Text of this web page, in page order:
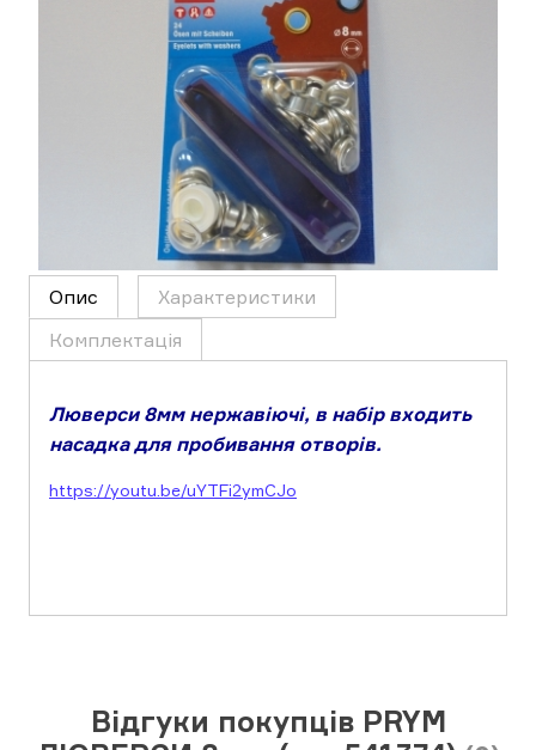
Опис
Характеристики
Комплектація
Люверси 8мм нержавіючі, в набір входить
насадка для пробивання отворів.
https://youtu.be/uYTFi2ymCJo
Відгуки покупців PRYM